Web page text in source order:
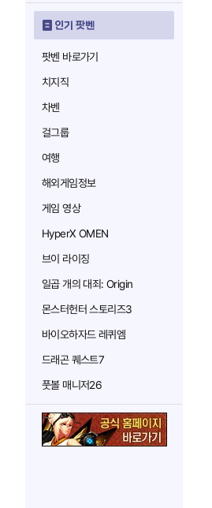
인기 팟벤
팟벤 바로가기
치지직
차벤
걸그룹
여행
해외게임정보
게임 영상
HyperX OMEN
브이 라이징
일곱 개의 대죄: Origin
몬스터헌터 스토리즈3
바이오하자드 레퀴엠
드래곤 퀘스트7
풋볼 매니저26